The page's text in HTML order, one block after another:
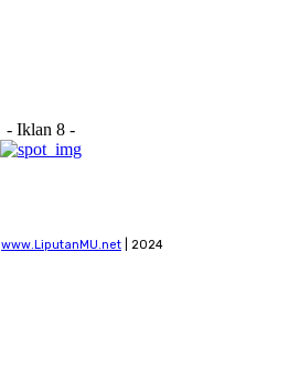
- Iklan 8 -
www.LiputanMU.net | 2024